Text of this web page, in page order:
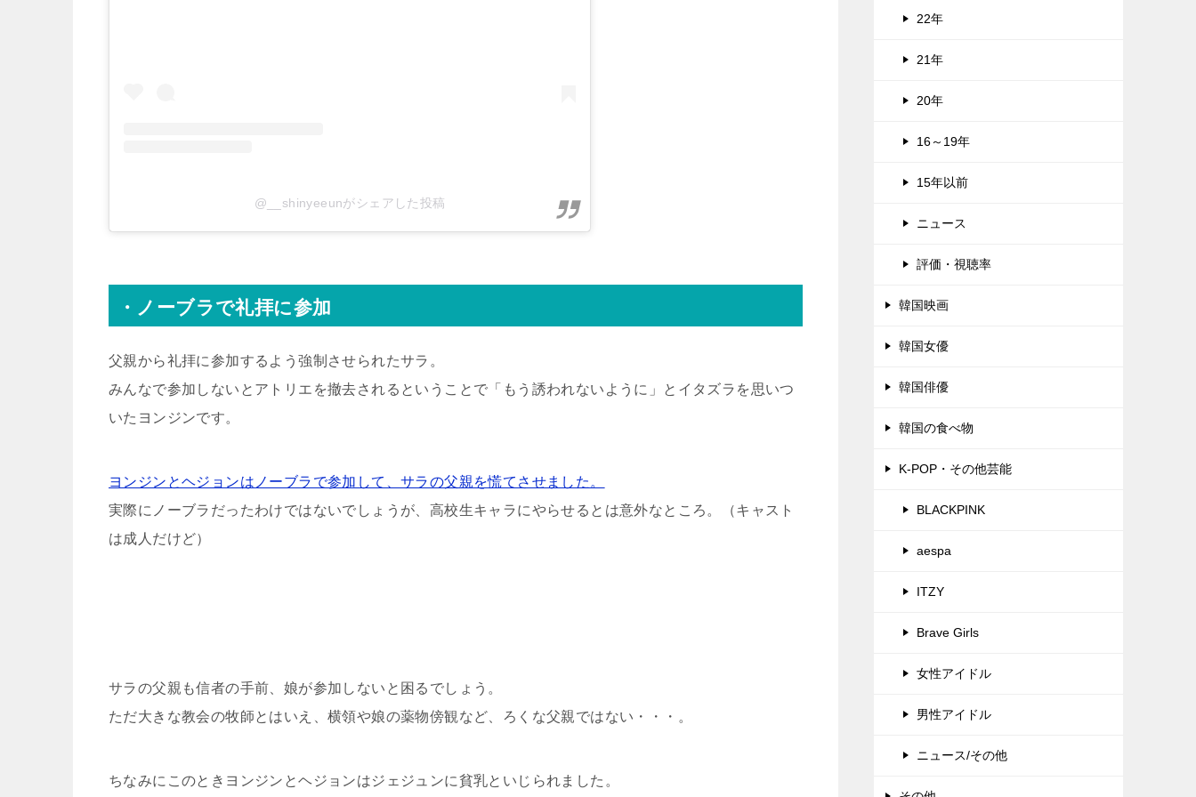
@__shinyeeunがシェアした投稿
・ノーブラで礼拝に参加
父親から礼拝に参加するよう強制させられたサラ。
みんなで参加しないとアトリエを撤去されるということで「もう誘われないように」とイタズラを思いつ
いたヨンジンです。
ヨンジンとヘジョンはノーブラで参加して、サラの父親を慌てさせました。
実際にノーブラだったわけではないでしょうが、高校生キャラにやらせるとは意外なところ。（キャスト
は成人だけど）
サラの父親も信者の手前、娘が参加しないと困るでしょう。
ただ大きな教会の牧師とはいえ、横領や娘の薬物傍観など、ろくな父親ではない・・・。
ちなみにこのときヨンジンとヘジョンはジェジュンに貧乳といじられました。
22年
21年
20年
16～19年
15年以前
ニュース
評価・視聴率
韓国映画
韓国女優
韓国俳優
韓国の食べ物
K-POP・その他芸能
BLACKPINK
aespa
ITZY
Brave Girls
女性アイドル
男性アイドル
ニュース/その他